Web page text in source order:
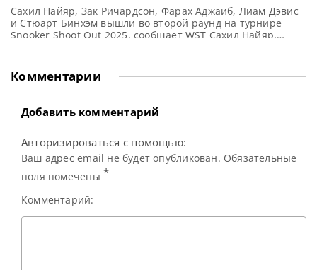
Сахил Найяр, Зак Ричардсон, Фарах Аджаиб, Лиам Дэвис
и Стюарт Бинхэм вышли во второй раунд на турнире
Snooker Shoot Out 2025, сообщает WST Сахил Найяр,
напряженном матче. И прошел во второй раунд турнира
Shoot Out (Шут-Аут) в Блэкпуле. Найяр, хотя и
Комментарии
Добавить комментарий
Авторизироваться с помощью:
Ваш адрес email не будет опубликован. Обязательные
поля помечены *
Комментарий: